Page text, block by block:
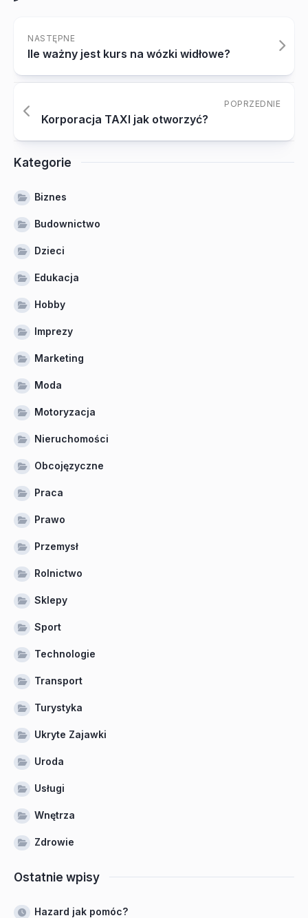
NASTĘPNE
Ile ważny jest kurs na wózki widłowe?
POPRZEDNIE
Korporacja TAXI jak otworzyć?
Kategorie
Biznes
Budownictwo
Dzieci
Edukacja
Hobby
Imprezy
Marketing
Moda
Motoryzacja
Nieruchomości
Obcojęzyczne
Praca
Prawo
Przemysł
Rolnictwo
Sklepy
Sport
Technologie
Transport
Turystyka
Ukryte Zajawki
Uroda
Usługi
Wnętrza
Zdrowie
Ostatnie wpisy
Hazard jak pomóc?